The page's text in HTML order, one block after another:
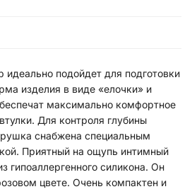
идеально подойдет для подготовки
изделия в виде «елочки» и
максимально комфортное
Для контроля глубины
снабжена специальным
Приятный на ощупь интимный
гипоаллергенного силикона. Он
цвете. Очень компактен и